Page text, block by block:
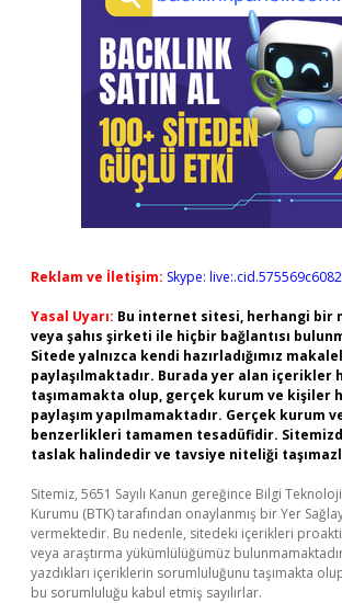
Reklam ve İletişim: Skype:
Yasal Uyarı: Bu internet sitesi, herhangi bir
veya şahıs şirketi ile hiçbir bağlantısı
Sitede yalnızca kendi hazırladığımız
paylaşılmaktadır. Burada yer alan içerikler
taşımamakta olup, gerçek kurum ve kişiler
paylaşım yapılmamaktadır. Gerçek kurum
benzerlikleri tamamen tesadüfidir.
taslak halindedir ve tavsiye niteliği
Sitemiz, 5651 Sayılı Kanun gereğince Bilgi
Kurumu (BTK) tarafından onaylanmış bir Yer
vermektedir. Bu nedenle, sitedeki içerikleri
veya araştırma yükümlülüğümüz
yazdıkları içeriklerin sorumluluğunu taşımakta
bu sorumluluğu kabul etmiş sayılırlar.